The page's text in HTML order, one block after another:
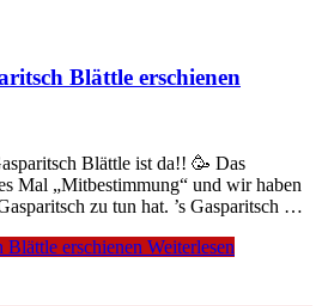
Blättle erschienen
Blättle ist da!! 🥳 Das
Mal „Mitbestimmung“ und wir haben
zu tun hat. ’s Gasparitsch …
Blättle erschienen Weiterlesen